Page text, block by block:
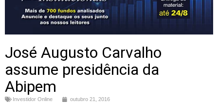
José Augusto Carvalho
assume presidência da
Abipem
Investidor Online outubro 21, 2016